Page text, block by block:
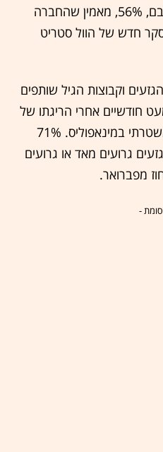
והיספנים סובלים מאפליה, ורובם, 56%, מאמין שהחברה
חדש של הוול סטריט
וקבוצות הגיל שותפים
חודשיים אחרי הריגתו של
השחור ג'ורג' פלויד במעצר משטרתי במינאפוליס. 71%
גרועים מאד או גרועים
-